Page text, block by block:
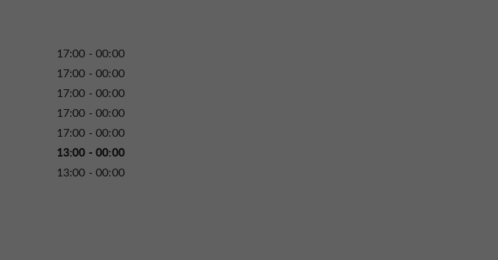
17:00 - 00:00
17:00 - 00:00
17:00 - 00:00
17:00 - 00:00
17:00 - 00:00
13:00 - 00:00
13:00 - 00:00